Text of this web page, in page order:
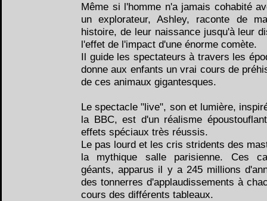
Même si l'homme n'a jamais cohabité
un explorateur, Ashley, raconte de
histoire, de leur naissance jusqu'à leur
l'effet de l'impact d'une énorme comète.
Il guide les spectateurs à travers les
donne aux enfants un vrai cours de
de ces animaux gigantesques.
Le spectacle "live", son et lumière,
la BBC, est d'un réalisme
effets spéciaux très réussis.
Le pas lourd et les cris stridents des
la mythique salle parisienne. Ces
géants, apparus il y a 245 millions
des tonnerres d'applaudissements à
cours des différents tableaux.